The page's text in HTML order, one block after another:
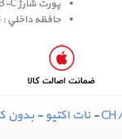
پورت شارژ USB-C
حافظه داخلي : 128 ، 256 و 512 گيگابايت